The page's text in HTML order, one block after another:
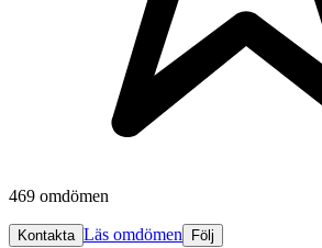
469 omdömen
Kontakta Läs omdömen Följ